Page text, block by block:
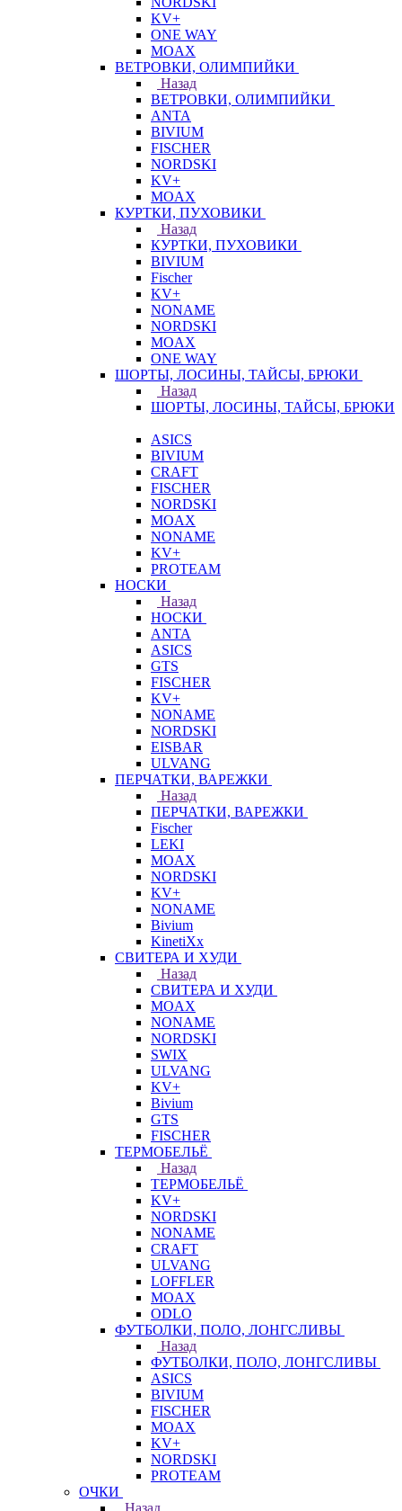
KV+
ONE WAY
MOAX
ВЕТРОВКИ, ОЛИМПИЙКИ
Назад
ВЕТРОВКИ, ОЛИМПИЙКИ
ANTA
BIVIUM
FISCHER
NORDSKI
KV+
MOAX
КУРТКИ, ПУХОВИКИ
Назад
КУРТКИ, ПУХОВИКИ
BIVIUM
Fischer
KV+
NONAME
NORDSKI
MOAX
ONE WAY
ШОРТЫ, ЛОСИНЫ, ТАЙСЫ, БРЮКИ
Назад
ШОРТЫ, ЛОСИНЫ, ТАЙСЫ, БРЮКИ
ASICS
BIVIUM
CRAFT
FISCHER
NORDSKI
MOAX
NONAME
KV+
PROTEAM
НОСКИ
Назад
НОСКИ
ANTA
ASICS
GTS
FISCHER
KV+
NONAME
NORDSKI
EISBAR
ULVANG
ПЕРЧАТКИ, ВАРЕЖКИ
Назад
ПЕРЧАТКИ, ВАРЕЖКИ
Fischer
LEKI
MOAX
NORDSKI
KV+
NONAME
Bivium
KinetiXx
СВИТЕРА И ХУДИ
Назад
СВИТЕРА И ХУДИ
MOAX
NONAME
NORDSKI
SWIX
ULVANG
KV+
Bivium
GTS
FISCHER
ТЕРМОБЕЛЬЁ
Назад
ТЕРМОБЕЛЬЁ
KV+
NORDSKI
NONAME
CRAFT
ULVANG
LOFFLER
MOAX
ODLO
ФУТБОЛКИ, ПОЛО, ЛОНГСЛИВЫ
Назад
ФУТБОЛКИ, ПОЛО, ЛОНГСЛИВЫ
ASICS
BIVIUM
FISCHER
MOAX
KV+
NORDSKI
PROTEAM
ОЧКИ
Назад